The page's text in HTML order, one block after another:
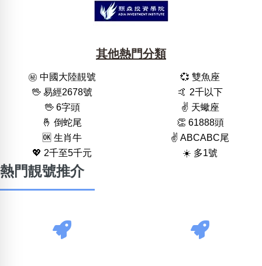
其他熱門分類
㊙️ 中國大陸靚號
💞 雙魚座
🖖 易經2678號
🤙 2千以下
🖖 6字頭
✌️ 天蠍座
🤞 倒蛇尾
👏 61888頭
🆗️ 生肖牛
✌️ ABCABC尾
💖 2千至5千元
☀️ 多1號
熱門靚號推介